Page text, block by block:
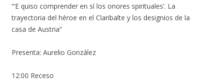
“‘E quiso comprender en sí los onores spirituales’. La
trayectoria del héroe en el Claribalte y los designios de la
casa de Austria”
Presenta: Aurelio González
12:00 Receso